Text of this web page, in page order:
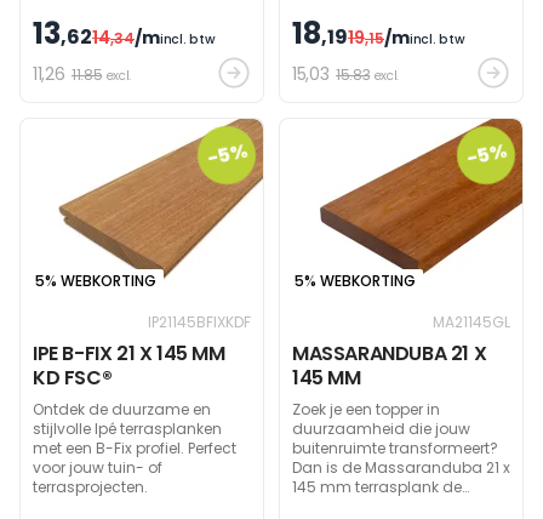
SGSCH-COC-000166
13,6214,34/mincl. btw
11,26 11.85 excl.
18,1919,15/mincl. btw
15,03 15.83 excl.
-5%
5% WEBKORTING
IP21145BFIXKDF
IPE B-FIX 21 X 145 MM
KD FSC®
Ontdek de duurzame en
stijlvolle Ipé terrasplanken
met een B-Fix profiel. Perfect
voor jouw tuin- of
terrasprojecten.
-5%
5% WEBKORTING
MA21145GL
MASSARANDUBA 21 X
145 MM
Zoek je een topper in
duurzaamheid die jouw
buitenruimte transformeert?
Dan is de Massaranduba 21 x
145 mm terrasplank de